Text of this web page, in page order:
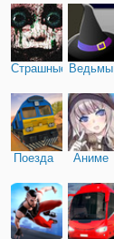
Страшные Ведьмы
Поезда Аниме